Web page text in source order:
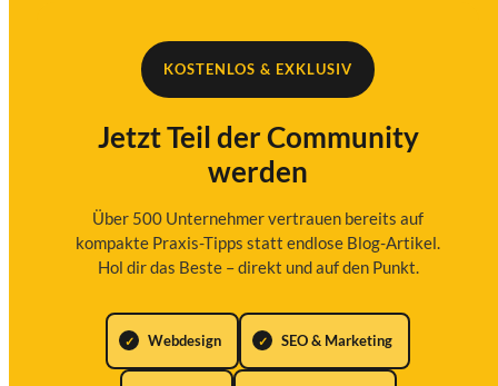
KOSTENLOS & EXKLUSIV
Jetzt Teil der Community
werden
Über 500 Unternehmer vertrauen bereits auf
kompakte Praxis-Tipps statt endlose Blog-Artikel.
Hol dir das Beste – direkt und auf den Punkt.
Webdesign SEO & Marketing